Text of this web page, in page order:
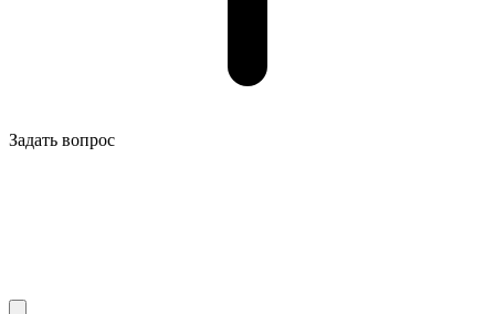
Задать вопрос